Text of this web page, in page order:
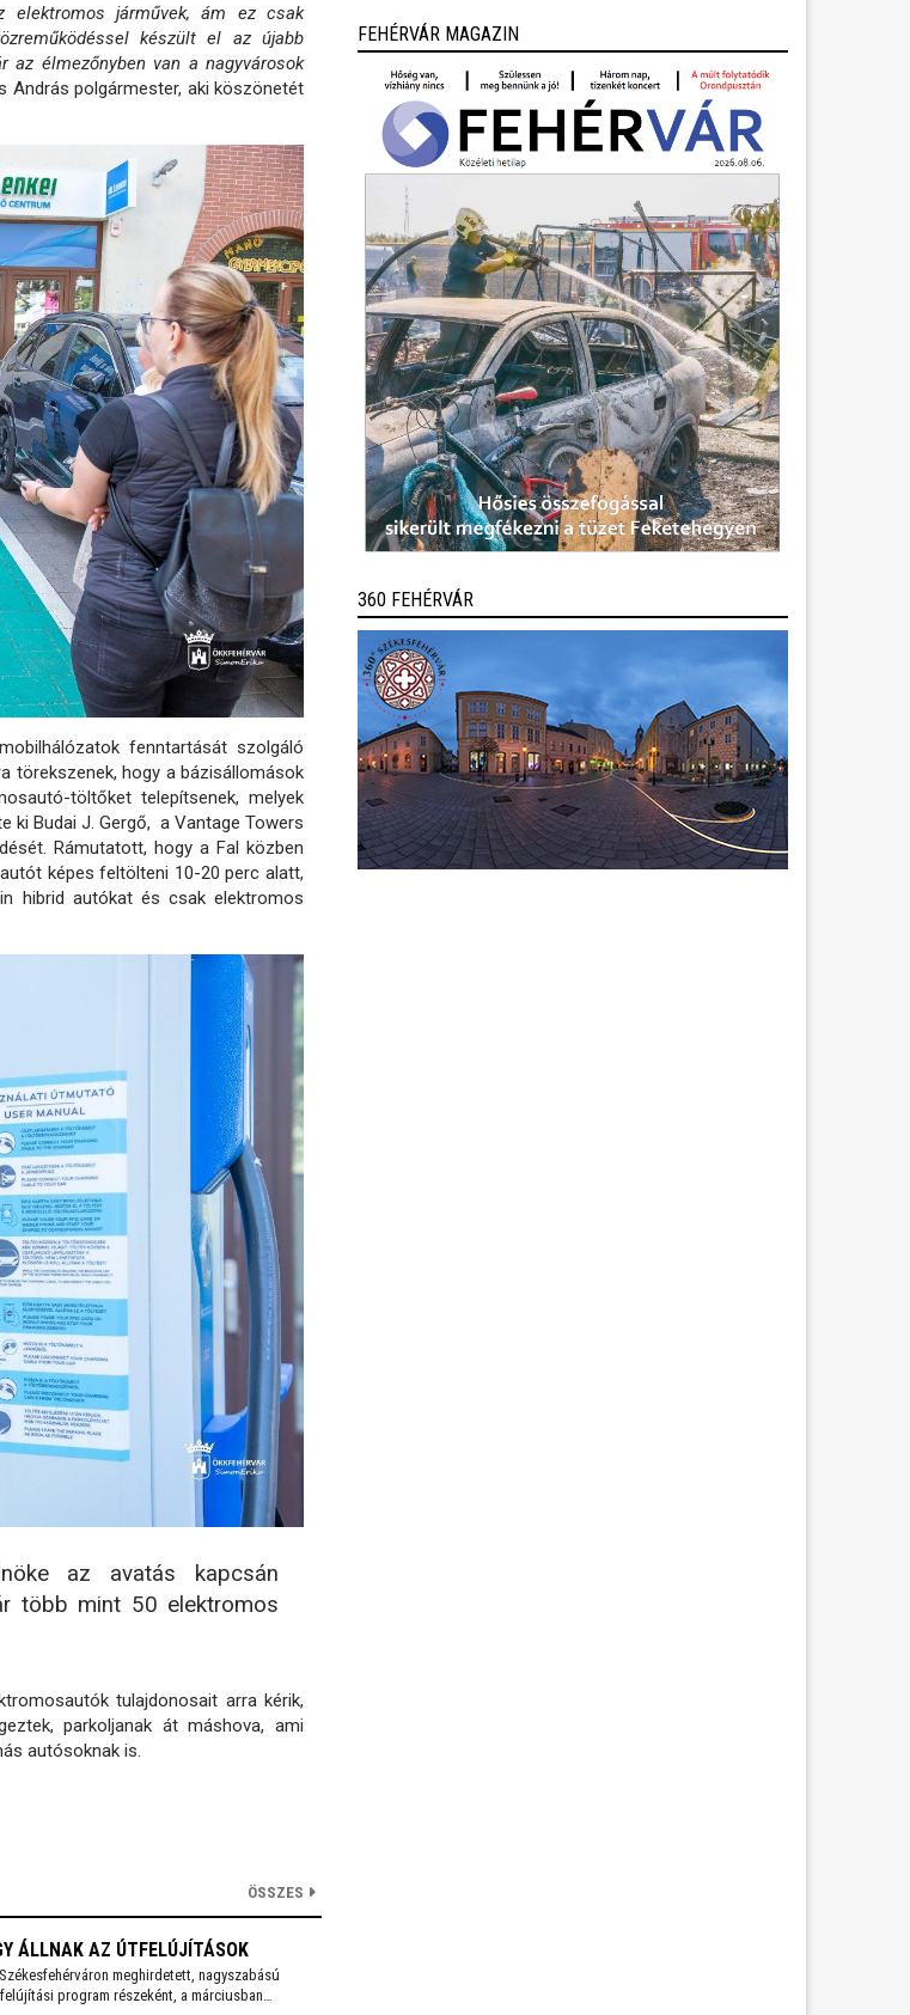
elektromos járművek, ám ez csak
készült el az újabb
az élmezőnyben van a nagyvárosok
polgármester, aki köszönetét
fenntartását szolgáló
törekszenek, hogy a bázisállomások
töltőket telepítsenek, melyek
ki Budai J. Gergő, a Vantage Towers
Rámutatott, hogy a Fal közben
képes feltölteni 10-20 perc alatt,
hibrid autókat és csak elektromos
az avatás kapcsán
több mint 50 elektromos
tulajdonosait arra kérik,
parkoljanak át máshova, ami
autósoknak is.
ÖSSZES
ÁLLNAK AZ ÚTFELÚJÍTÁSOK
meghirdetett, nagyszabású
program részeként, a márciusban
FEHÉRVÁR MAGAZIN
360 FEHÉRVÁR